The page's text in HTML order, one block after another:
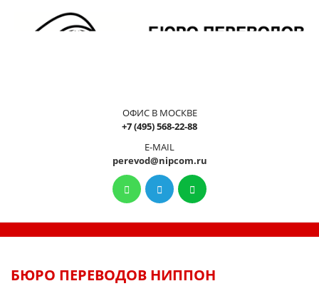
ОФИС В МОСКВЕ
+7 (495) 568-22-88
E-MAIL
perevod@nipcom.ru
БЮРО ПЕРЕВОДОВ НИППОН